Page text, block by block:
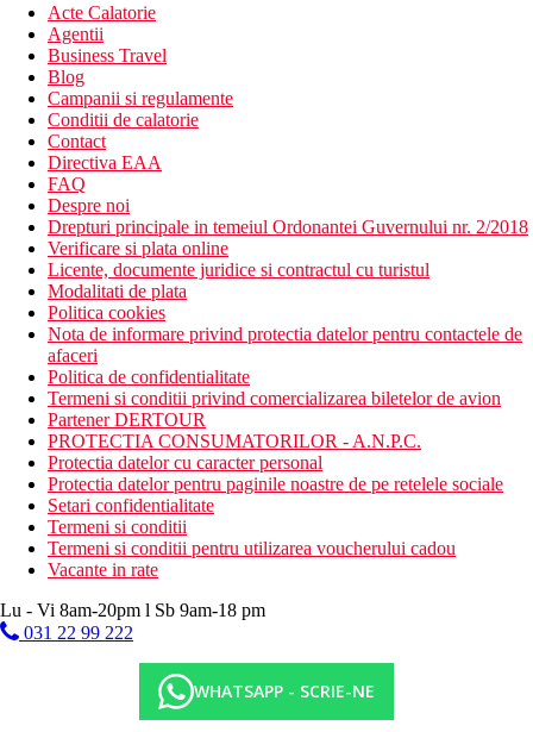
Acte Calatorie
Agentii
Business Travel
Blog
Campanii si regulamente
Conditii de calatorie
Contact
Directiva EAA
FAQ
Despre noi
Drepturi principale in temeiul Ordonantei Guvernului nr. 2/2018
Verificare si plata online
Licente, documente juridice si contractul cu turistul
Modalitati de plata
Politica cookies
Nota de informare privind protectia datelor pentru contactele de
afaceri
Politica de confidentialitate
Termeni si conditii privind comercializarea biletelor de avion
Partener DERTOUR
PROTECTIA CONSUMATORILOR - A.N.P.C.
Protectia datelor cu caracter personal
Protectia datelor pentru paginile noastre de pe retelele sociale
Setari confidentialitate
Termeni si conditii
Termeni si conditii pentru utilizarea voucherului cadou
Vacante in rate
Lu - Vi 8am-20pm l Sb 9am-18 pm
031 22 99 222
WHATSAPP - SCRIE-NE